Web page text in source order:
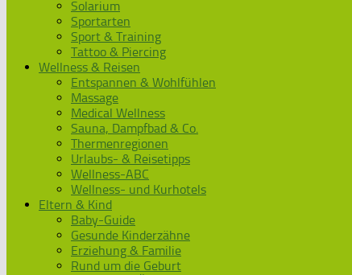
Solarium
Sportarten
Sport & Training
Tattoo & Piercing
Wellness & Reisen
Entspannen & Wohlfühlen
Massage
Medical Wellness
Sauna, Dampfbad & Co.
Thermenregionen
Urlaubs- & Reisetipps
Wellness-ABC
Wellness- und Kurhotels
Eltern & Kind
Baby-Guide
Gesunde Kinderzähne
Erziehung & Familie
Rund um die Geburt